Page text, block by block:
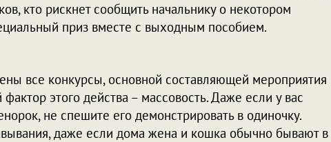
кто рискнет сообщить начальнику о некотором
приз вместе с выходным пособием.
все конкурсы, основной составляющей мероприятия
этого действа – массовость. Даже если у вас
не спешите его демонстрировать в одиночку.
даже если дома жена и кошка обычно бывают в